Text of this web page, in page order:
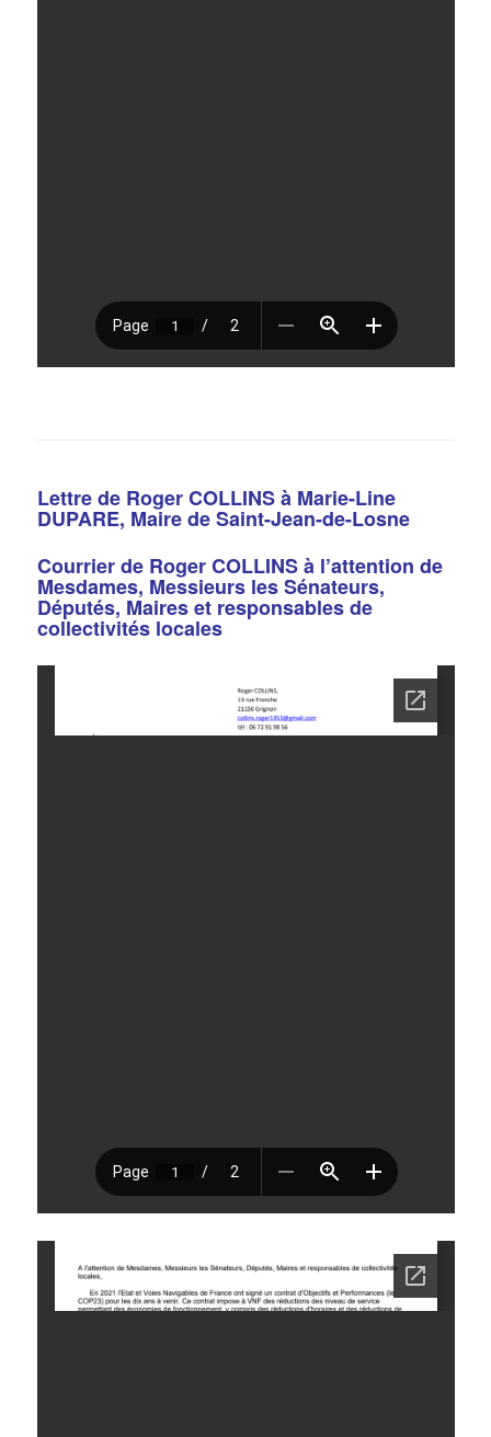
Lettre de Roger COLLINS à Marie-Line
DUPARE, Maire de Saint-Jean-de-Losne
Courrier de Roger COLLINS à l’attention de
Mesdames, Messieurs les Sénateurs,
Députés, Maires et responsables de
collectivités locales